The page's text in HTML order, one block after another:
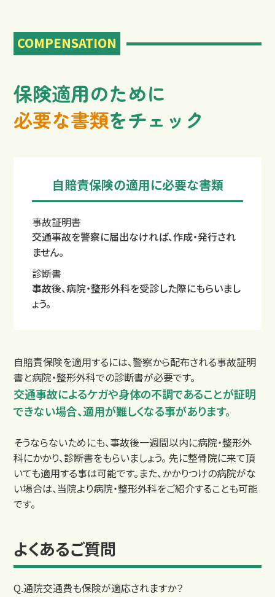
交通事故コラム
COMPENSATION
保険適用のために
必要な書類をチェック
自賠責保険の適用に必要な書類
事故証明書
交通事故を警察に届出なければ、作成・発行され
ません。
診断書
事故後、病院・整形外科を受診した際にもらいまし
ょう。
自賠責保険を適用するには、警察から配布される事故証明
書と病院・整形外科での診断書が必要です。
交通事故によるケガや身体の不調であることが証明
できない場合、適用が難しくなる事があります。
そうならないためにも、事故後一週間以内に病院・整形外
科にかかり、診断書をもらいましょう。 先に整骨院に来て頂
いても適用する事は可能です。また、かかりつけの病院がな
い場合は、当院より病院・整形外科をご紹介することも可能
です。
よくあるご質問
Q.通院交通費も保険が適応されますか？